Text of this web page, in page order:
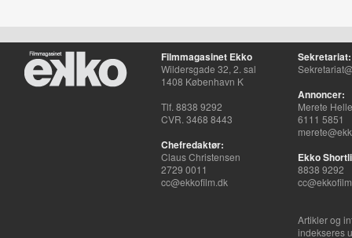
Filmmagasinet Ekko
Wildersgade 32, 2. sal
1408 København K
Tlf. 8838 9292
CVR. 3468 8443
Chefredaktør:
Claus Christensen
2729 0011
cc@ekkofilm.dk
Sekretariat:
Annoncer:
Merete
6111 5851
Ekko
8838 9292
Artikler og
indekseres